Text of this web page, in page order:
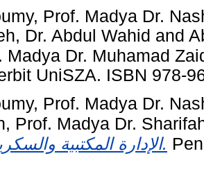
Prof. Madya Dr.
Dr. Abdul Wahid and
Madya Dr. Muhamad
UniSZA. ISBN 978-
Prof. Madya Dr.
Prof. Madya Dr.
الإدارة المكتبية والسكريتارية.